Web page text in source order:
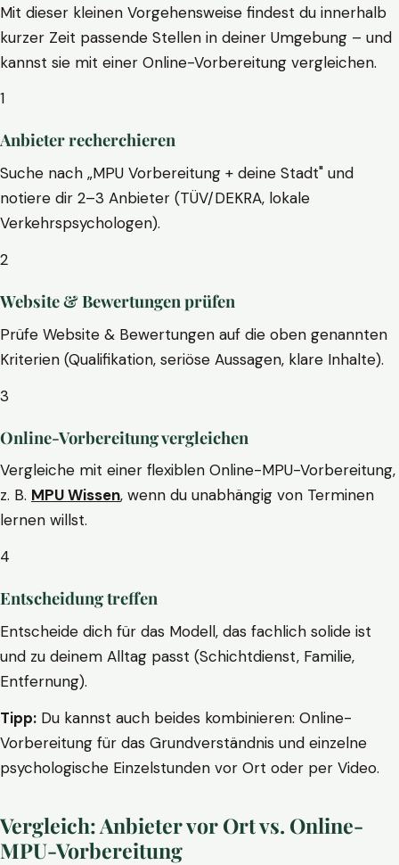
Mit dieser kleinen Vorgehensweise findest du innerhalb
kurzer Zeit passende Stellen in deiner Umgebung – und
kannst sie mit einer Online-Vorbereitung vergleichen.
1
Anbieter recherchieren
Suche nach „MPU Vorbereitung + deine Stadt" und
notiere dir 2–3 Anbieter (TÜV/DEKRA, lokale
Verkehrspsychologen).
2
Website & Bewertungen prüfen
Prüfe Website & Bewertungen auf die oben genannten
Kriterien (Qualifikation, seriöse Aussagen, klare Inhalte).
3
Online-Vorbereitung vergleichen
Vergleiche mit einer flexiblen Online-MPU-Vorbereitung,
z. B. MPU Wissen, wenn du unabhängig von Terminen
lernen willst.
4
Entscheidung treffen
Entscheide dich für das Modell, das fachlich solide ist
und zu deinem Alltag passt (Schichtdienst, Familie,
Entfernung).
Tipp: Du kannst auch beides kombinieren: Online-
Vorbereitung für das Grundverständnis und einzelne
psychologische Einzelstunden vor Ort oder per Video.
Vergleich: Anbieter vor Ort vs. Online-
MPU-Vorbereitung